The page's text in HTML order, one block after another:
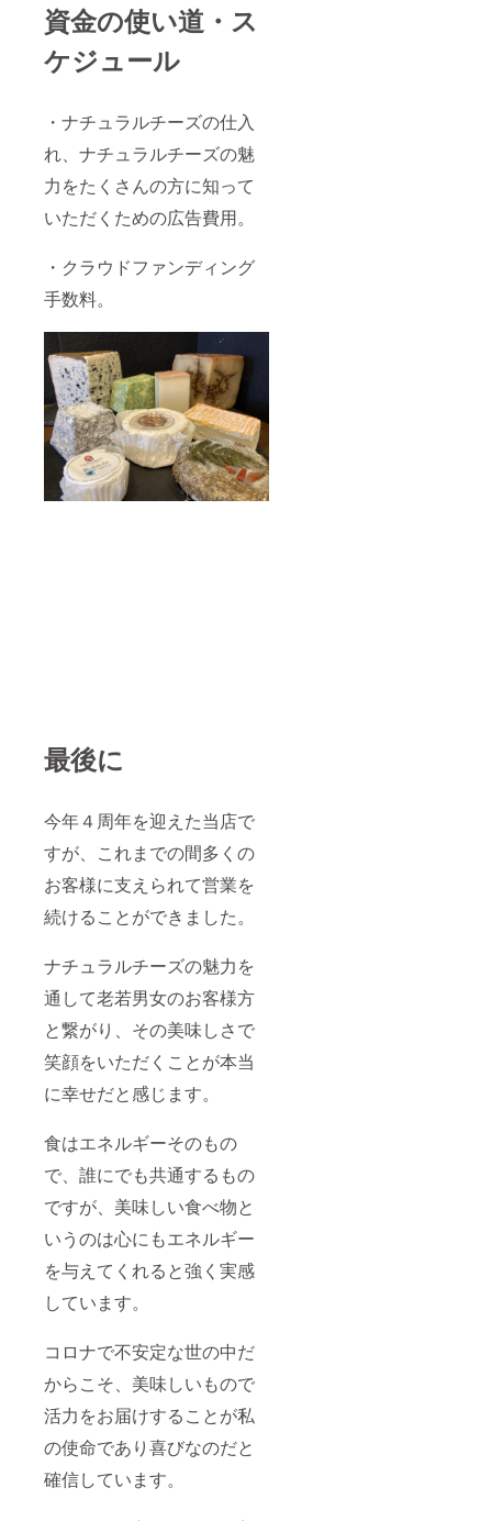
資金の使い道・ス
ケジュール
・ナチュラルチーズの仕入
れ、ナチュラルチーズの魅
力をたくさんの方に知って
いただくための広告費用。
・クラウドファンディング
手数料。
最後に
今年４周年を迎えた当店で
すが、これまでの間多くの
お客様に支えられて営業を
続けることができました。
ナチュラルチーズの魅力を
通して老若男女のお客様方
と繋がり、その美味しさで
笑顔をいただくことが本当
に幸せだと感じます。
食はエネルギーそのもの
で、誰にでも共通するもの
ですが、美味しい食べ物と
いうのは心にもエネルギー
を与えてくれると強く実感
しています。
コロナで不安定な世の中だ
からこそ、美味しいもので
活力をお届けすることが私
の使命であり喜びなのだと
確信しています。